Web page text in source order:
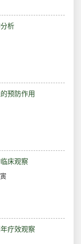
析
预防作用
床观察
疗效观察